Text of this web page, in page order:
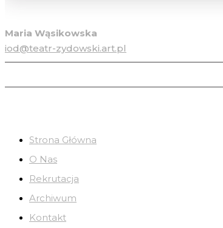
Maria Wąsikowska
iod@teatr-zydowski.art.pl
Strona Główna
O Nas
Rekrutacja
Archiwum
Kontakt